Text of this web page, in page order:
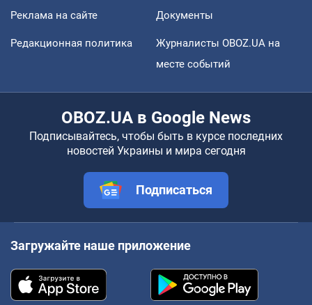
Реклама на сайте Документы
Редакционная политика
Журналисты OBOZ.UA на
месте событий
OBOZ.UA в Google News
Подписывайтесь, чтобы быть в курсе последних
новостей Украины и мира сегодня
Подписаться
Загружайте наше приложение